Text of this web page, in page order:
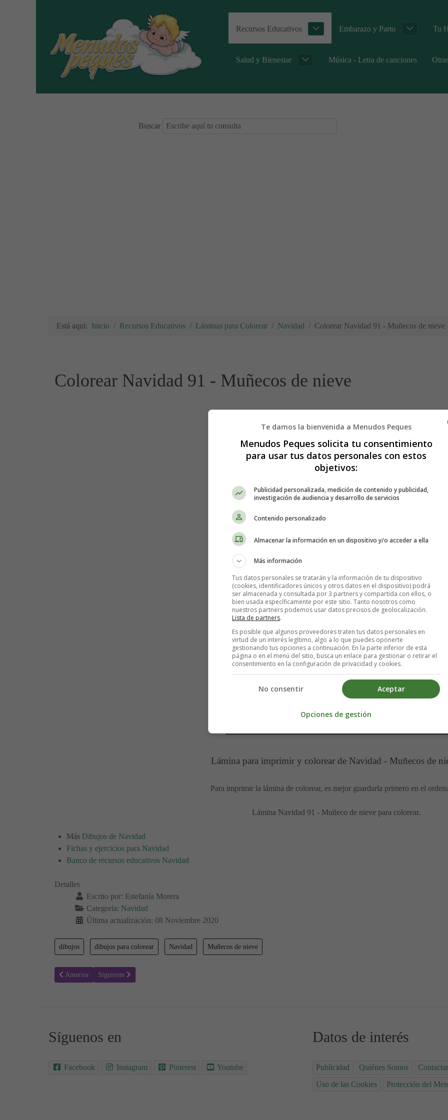
Recursos Educativos Embarazo y Parto Tu
Salud y Bienestar Música - Letra de canciones
Buscar
Está aquí: Inicio Recursos Educativos Láminas para Colorear Navidad Colorear Navidad 91 - Muñecos de nieve
Colorear Navidad 91 - Muñecos de nieve
Lámina para imprimir y colorear de Navidad - Muñecos de
Para imprimir la lámina de colorear, es mejor guardarla primero en el
Lámina Navidad 91 - Muñeco de nieve para colorear.
Más Dibujos de Navidad
Fichas y ejercicios para Navidad
Banco de recursos educativos Navidad
Detalles
Escrito por: Estefanía Morera
Categoría: Navidad
Última actualización: 08 Noviembre 2020
dibujos dibujos para colorear Navidad Muñecos de nieve
Artículo anterior: Colorear Navidad 92 - Muñecos de nieve
Anterior Artículo siguiente: Colorear Navidad 90 - Muñecos de nieve
Siguiente
Síguenos en
Facebook Instagram Pinterest Youtube
Datos de interés
Publicidad Quiénes Somos Contactar
Uso de las Cookies
Protección del
Te damos la bienvenida a Menudos Peques
Menudos Peques solicita tu consentimiento
para usar tus datos personales con estos
objetivos:
Publicidad personalizada, medición de contenido y publicidad,
investigación de audiencia y desarrollo de servicios
Contenido personalizado
Almacenar la información en un dispositivo y/o acceder a ella
Más información
Tus datos personales se tratarán y la información de tu dispositivo
(cookies, identificadores únicos y otros datos en el dispositivo) podrá
ser almacenada y consultada por 3 partners y compartida con ellos, o
bien usada específicamente por este sitio. Tanto nosotros como
nuestros partners podemos usar datos precisos de geolocalización.
Lista de partners.
Es posible que algunos proveedores traten tus datos personales en
virtud de un interés legítimo, algo a lo que puedes oponerte
gestionando tus opciones a continuación. En la parte inferior de esta
página o en el menú del sitio, busca un enlace para gestionar o retirar el
consentimiento en la configuración de privacidad y cookies.
Aceptar
No consentir
Opciones de gestión